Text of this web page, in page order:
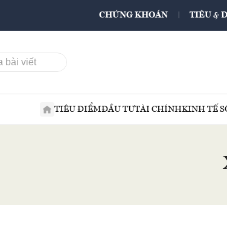
CHỨNG KHOÁN TIÊU &
TIÊU ĐIỂMĐẦU TƯTÀI CHÍNHKINH TẾ